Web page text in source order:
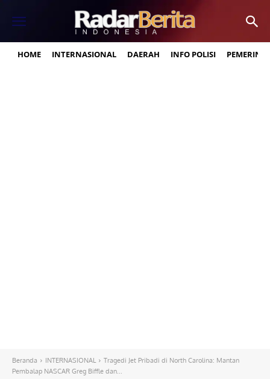
HOME INTERNASIONAL DAERAH INFO POLISI
Beranda INTERNASIONAL
Tragedi Jet Pribadi di North Carolina: Mantan
Pembalap NASCAR Greg Biffle dan...